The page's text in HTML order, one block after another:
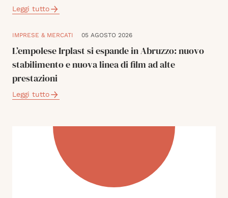
Leggi tutto
IMPRESE & MERCATI 05 AGOSTO 2026
L’empolese Irplast si espande in Abruzzo: nuovo
stabilimento e nuova linea di film ad alte
prestazioni
Leggi tutto